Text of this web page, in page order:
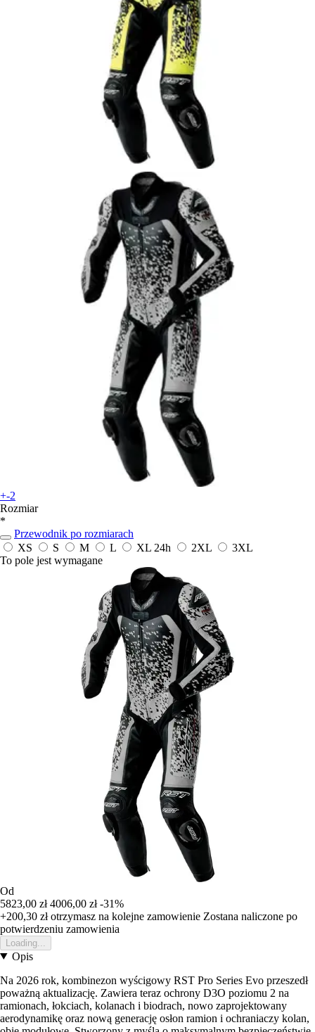
+-2
Rozmiar
*
Przewodnik po rozmiarach
XS
S M L XL 24h 2XL
3XL
To pole jest wymagane
Od
5823,00 zł 4006,00 zł -31%
+200,30 złotrzymasz na kolejne zamowienie Zostana naliczone po
potwierdzeniu zamowienia
Loading...
Opis
Na 2026 rok, kombinezon wyścigowy RST Pro Series Evo przeszedł
poważną aktualizację. Zawiera teraz ochrony D3O poziomu 2 na
ramionach, łokciach, kolanach i biodrach, nowo zaprojektowany
aerodynamikę oraz nową generację osłon ramion i ochraniaczy kolan,